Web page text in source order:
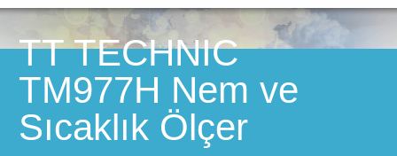
TT TECHNIC
TM977H Nem ve
Sıcaklık Ölçer